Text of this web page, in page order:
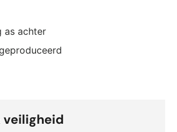
as achter
veiligheid